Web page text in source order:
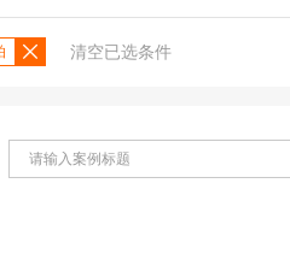
清空已选条件